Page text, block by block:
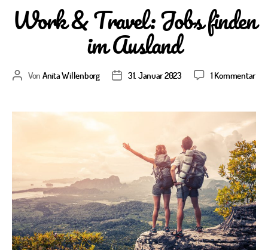
Work & Travel: Jobs finden
im Ausland
Beitragsautor
Von Anita Willenborg Veröffentlichungsdatum
31. Januar 2023 1 Kommentarzu
im